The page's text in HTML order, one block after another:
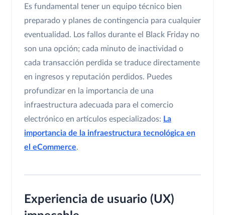
Es fundamental tener un equipo técnico bien
preparado y planes de contingencia para cualquier
eventualidad. Los fallos durante el Black Friday no
son una opción; cada minuto de inactividad o
cada transacción perdida se traduce directamente
en ingresos y reputación perdidos. Puedes
profundizar en la importancia de una
infraestructura adecuada para el comercio
electrónico en artículos especializados: La
importancia de la infraestructura tecnológica en
el eCommerce.
Experiencia de usuario (UX)